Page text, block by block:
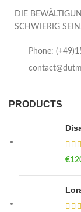
DIE
SCHWIERIG
Phone:
PRODUCTS
€